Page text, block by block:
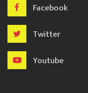
Facebook
Twitter
Youtube